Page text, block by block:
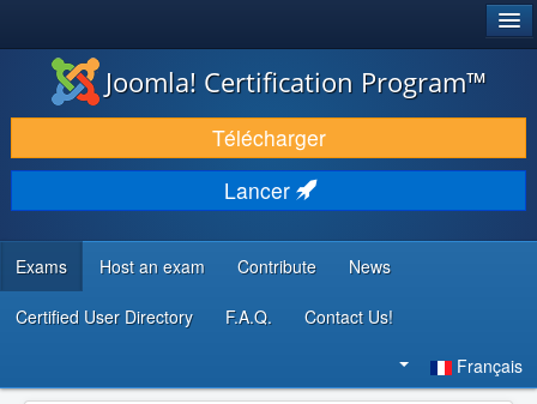
JOOMLA!
TÉLÉCHARGER & ÉTENDRE
DÉCOUVRIR & APPRENDRE
COMMUNAUTÉ & SUPPORT
RESSOURCES DÉVELOPPEURS
Rechercher
Joomla! Certification Program™
Télécharger
Lancer
Exams Host an exam Contribute News
Certified User Directory F.A.Q. Contact Us!
Français